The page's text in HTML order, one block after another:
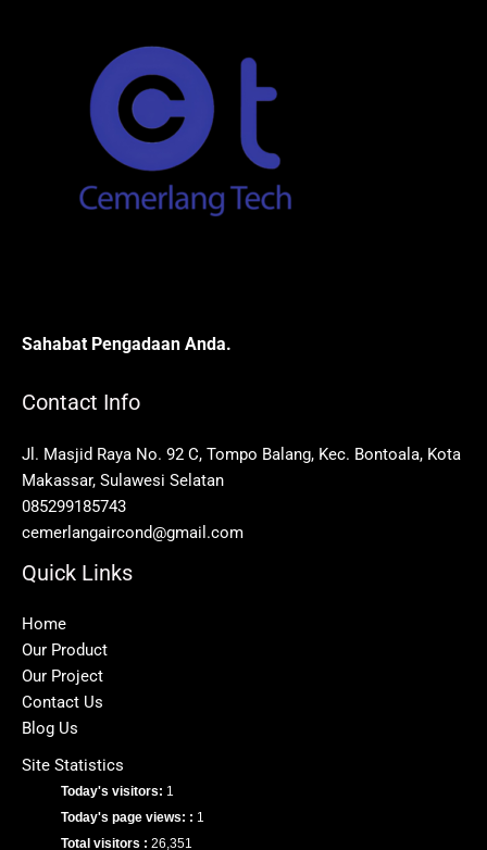
Sahabat Pengadaan Anda.
Contact Info
Jl. Masjid Raya No. 92 C, Tompo Balang, Kec. Bontoala, Kota
Makassar, Sulawesi Selatan
085299185743
cemerlangaircond@gmail.com
Quick Links
Home
Our Product
Our Project
Contact Us
Blog Us
Site Statistics
Today's visitors: 1
Today's page views: : 1
Total visitors : 26,351